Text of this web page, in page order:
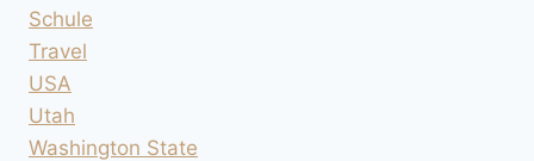
Schule
Travel
USA
Utah
Washington State